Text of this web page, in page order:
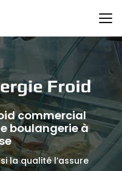
commercial
boulangerie à
la qualité l’assure